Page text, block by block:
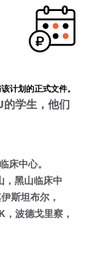
计划的正式文件。
学生，他们
床中心。
，黑山临床中
斯坦布尔，
波德戈里察，